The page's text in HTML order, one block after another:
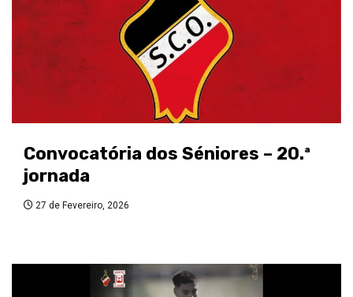
Convocatória dos Séniores – 20.ª
jornada
27 de Fevereiro, 2026